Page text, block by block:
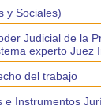
y Sociales)
Judicial de la
experto Juez
del trabajo
e Instrumentos